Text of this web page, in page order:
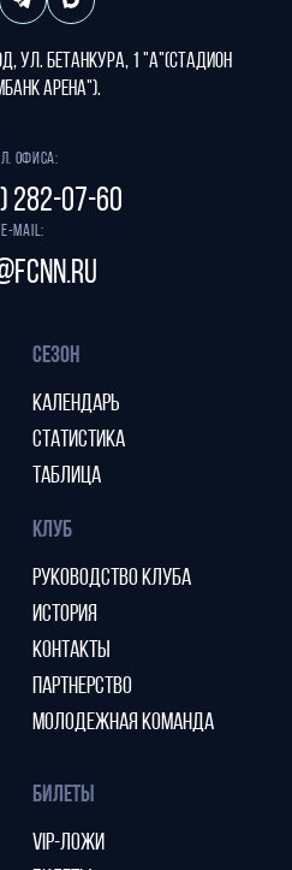
ул. Бетанкура, 1 "А"(стадион
АРЕНА").
офиса:
282-07-60
E-mail:
СЕЗОН
КАЛЕНДАРЬ
СТАТИСТИКА
ТАБЛИЦА
КЛУБ
РУКОВОДСТВО КЛУБА
ИСТОРИЯ
КОНТАКТЫ
ПАРТНЕРСТВО
МОЛОДЕЖНАЯ КОМАНДА
БИЛЕТЫ
VIP-ЛОЖИ